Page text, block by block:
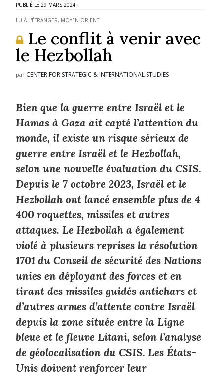
29 MARS 2024
LU À L'ÉTRANGER, MOYEN-ORIENT
Le conflit à venir avec
le Hezbollah
par CENTER FOR STRATEGIC & INTERNATIONAL STUDIES
Bien que la guerre entre Israël et le
Hamas à Gaza ait capté l’attention du
monde, il existe un risque sérieux de
guerre entre Israël et le Hezbollah,
selon une nouvelle évaluation du CSIS.
Depuis le 7 octobre 2023, Israël et le
Hezbollah ont lancé ensemble plus de 4
400 roquettes, missiles et autres
attaques. Le Hezbollah a également
violé à plusieurs reprises la résolution
1701 du Conseil de sécurité des Nations
unies en déployant des forces et en
tirant des missiles guidés antichars et
d’autres armes d’attente contre Israël
depuis la zone située entre la Ligne
bleue et le fleuve Litani, selon l’analyse
de géolocalisation du CSIS. Les États-
Unis doivent renforcer leur